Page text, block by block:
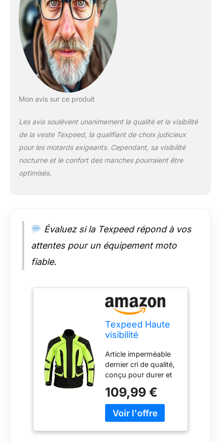
fermeture Éclair.
Fermeture Éclair pour
raccorder avec le
pantalon, bandes
réfléchissantes pour
encore plus de
visibilité.
Mon avis sur ce produit
Les avis soulèvent unanimement la qualité et la visibilité
de la veste Texpeed, la qualifiant de choix judicieux
pour les motards exigeants. Cependant, sa visibilité
nocturne et le confort des manches pourraient être
optimisés.
Évaluez si la Texpeed répond à vos
attentes pour un équipement moto
fiable.
Texpeed Haute
visibilité
imperméable
veste homme
homologué avec
protection -
Hiver longue
blouson motard
avec armure CE
(EN 1621-1)
Article imperméable
dernier cri de qualité,
conçu pour durer et
Cordura 600D.
Doublure Reissa
amovible et lavable.
109,99 €